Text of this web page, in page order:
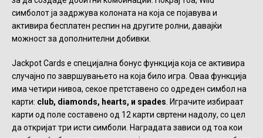
симболот ја задржува колоната на која се појавува и
активира бесплатен респин на другите ролни, давајќи
можност за дополнителни добивки.
Jackpot Cards е специјална бонус функција која се активира
случајно по завршувањето на која било игра. Оваа функција
има четири нивоа, секое претставено со одреден симбол на
карти: club, diamonds, hearts, и spades. Играчите избираат
карти од поле составено од 12 карти свртени надолу, со цел
да откријат три исти симболи. Наградата зависи од тоа кои